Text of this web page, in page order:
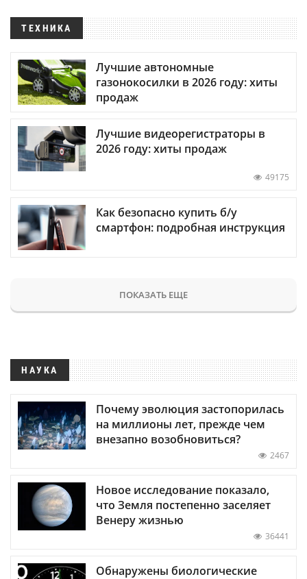
ТЕХНИКА
Лучшие автономные
газонокосилки в 2026 году: хиты
продаж
Лучшие видеорегистраторы в
2026 году: хиты продаж
49175
Как безопасно купить б/у
смартфон: подробная инструкция
ПОКАЗАТЬ ЕЩЕ
НАУКА
Почему эволюция застопорилась
на миллионы лет, прежде чем
внезапно возобновиться?
2467
Новое исследование показало,
что Земля постепенно заселяет
Венеру жизнью
36441
Обнаружены биологические